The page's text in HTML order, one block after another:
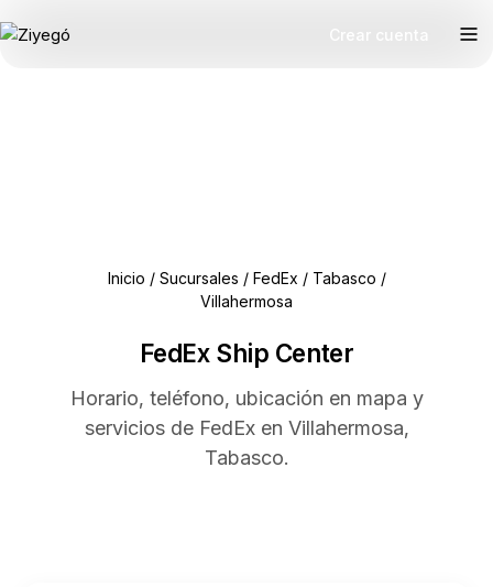
Inicio / Sucursales / FedEx / Tabasco /
Villahermosa
FedEx Ship Center
Horario, teléfono, ubicación en mapa y
servicios de FedEx en Villahermosa,
Tabasco.